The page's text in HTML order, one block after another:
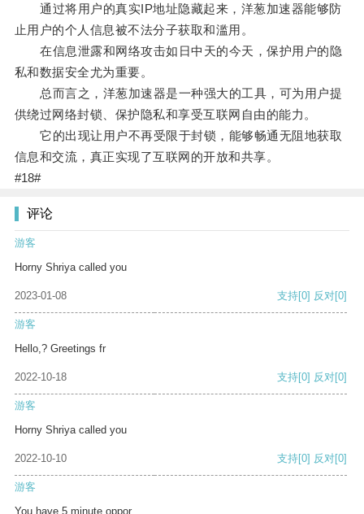
通过将用户的真实IP地址隐藏起来，洋葱加速器能够防
止用户的个人信息被不法分子获取和滥用。
在信息泄露和网络攻击如日中天的今天，保护用户的隐
私和数据安全尤为重要。
总而言之，洋葱加速器是一种强大的工具，可为用户提
供绕过网络封锁、保护隐私和享受互联网自由的能力。
它的出现让用户不再受限于封锁，能够畅通无阻地获取
信息和交流，真正实现了互联网的开放和共享。
#18#
评论
游客
Horny Shriya called you
2023-01-08 支持[0] 反对[0]
游客
Hello,? Greetings fr
2022-10-18 支持[0] 反对[0]
游客
Horny Shriya called you
2022-10-10 支持[0] 反对[0]
游客
You have 5 minute oppor